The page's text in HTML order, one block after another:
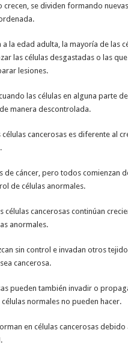
crecen, se dividen formando
a la edad adulta, la mayoría de las
las células desgastadas o las
lesiones.
las células en alguna parte
manera descontrolada.
células cancerosas es diferente al
de cáncer, pero todos comienzan
de células anormales.
células cancerosas continúan
anormales.
sin control e invadan otros
cancerosa.
pueden también invadir o
normales no pueden hacer.
en células cancerosas debido